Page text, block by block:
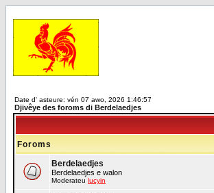
Date d' asteure: vén 07 awo, 2026 1:46:57
Djivêye des foroms di Berdelaedjes
Foroms
Berdelaedjes
Berdelaedjes e walon
Moderateu lucyin